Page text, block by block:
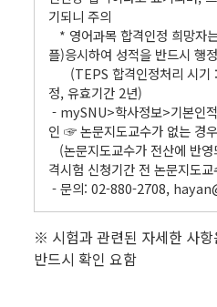
기되니 주의
* 영어과목 합격인정 희망자
플)응시하여 성적을 반드시 행
(TEPS 합격인정처리 시기
정, 유효기간 2년)
- mySNU>학사정보>기본인
인 ☞ 논문지도교수가 없는 경
(논문지도교수가 전산에 반
격시험 신청기간 전 논문지도
- 문의: 02-880-2708,
※ 시험과 관련된 자세한 사
반드시 확인 요함